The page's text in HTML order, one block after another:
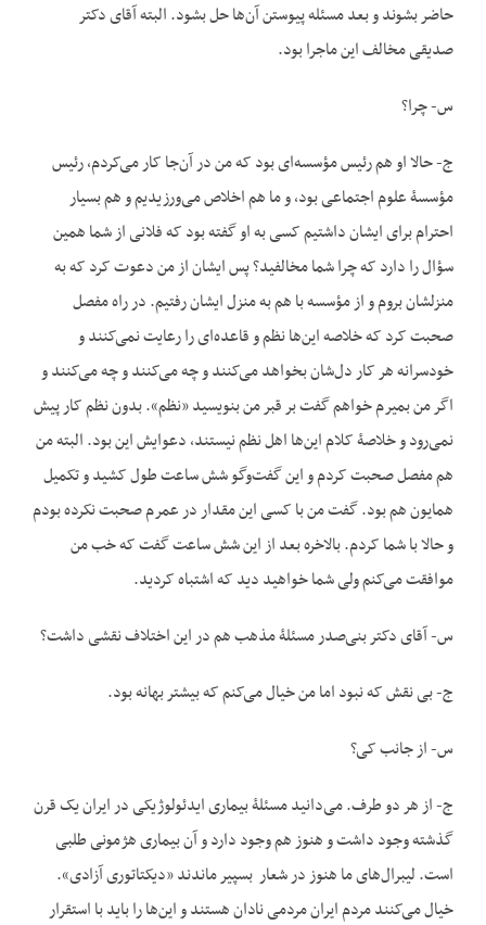
حاضر بشوند و بعد مسئله پیوستن آن‌ها حل بشود. البته آقای دکتر
صدیقی مخالف این ماجرا بود.
س- چرا؟
ج- حالا او هم رئیس مؤسسه‌ای بود که من در آن‌جا کار می‌کردم، رئیس
مؤسسۀ علوم اجتماعی بود، و ما هم اخلاص می‌ورزیدیم و هم بسیار
احترام برای ایشان داشتیم کسی به او گفته بود که فلانی از شما همین
سؤال را دارد که چرا شما مخالفید؟ پس ایشان از من دعوت کرد که به
منزلشان بروم و از مؤسسه با هم به منزل ایشان رفتیم. در راه مفصل
صحبت کرد که خلاصه این‌ها نظم و قاعده‌ای را رعایت نمی‌کنند و
خودسرانه هر کار دل‌شان بخواهد می‌کنند و چه می‌کنند و چه می‌کنند و
اگر من بمیرم خواهم گفت بر قبر من بنویسید «نظم». بدون نظم کار پیش
نمی‌رود و خلاصۀ کلام این‌ها اهل نظم نیستند، دعوایش این بود. البته من
هم مفصل صحبت کردم و این گفت‌وگو شش ساعت طول کشید و تکمیل
همایون هم بود. گفت من با کسی این مقدار در عمرم صحبت نکرده بودم
و حالا با شما کردم. بالاخره بعد از این شش ساعت گفت که خب من
موافقت می‌کنم ولی شما خواهید دید که اشتباه کردید.
س- آقای دکتر بنی‌صدر مسئلۀ مذهب هم در این اختلاف نقشی داشت؟
ج- بی نقش که نبود اما من خیال می‌کنم که بیشتر بهانه بود.
س- از جانب کی؟
ج- از هر دو طرف. می‌دانید مسئلۀ بیماری ایدئولوژیکی در ایران یک قرن
گذشته وجود داشت و هنوز هم وجود دارد و آن بیماری هژمونی طلبی
است. لیبرال‌های ما هنوز در شعار بسپیر ماندند «دیکتاتوری آزادی».
خیال می‌کنند مردم ایران مردمی نادان هستند و این‌ها را باید با استقرار